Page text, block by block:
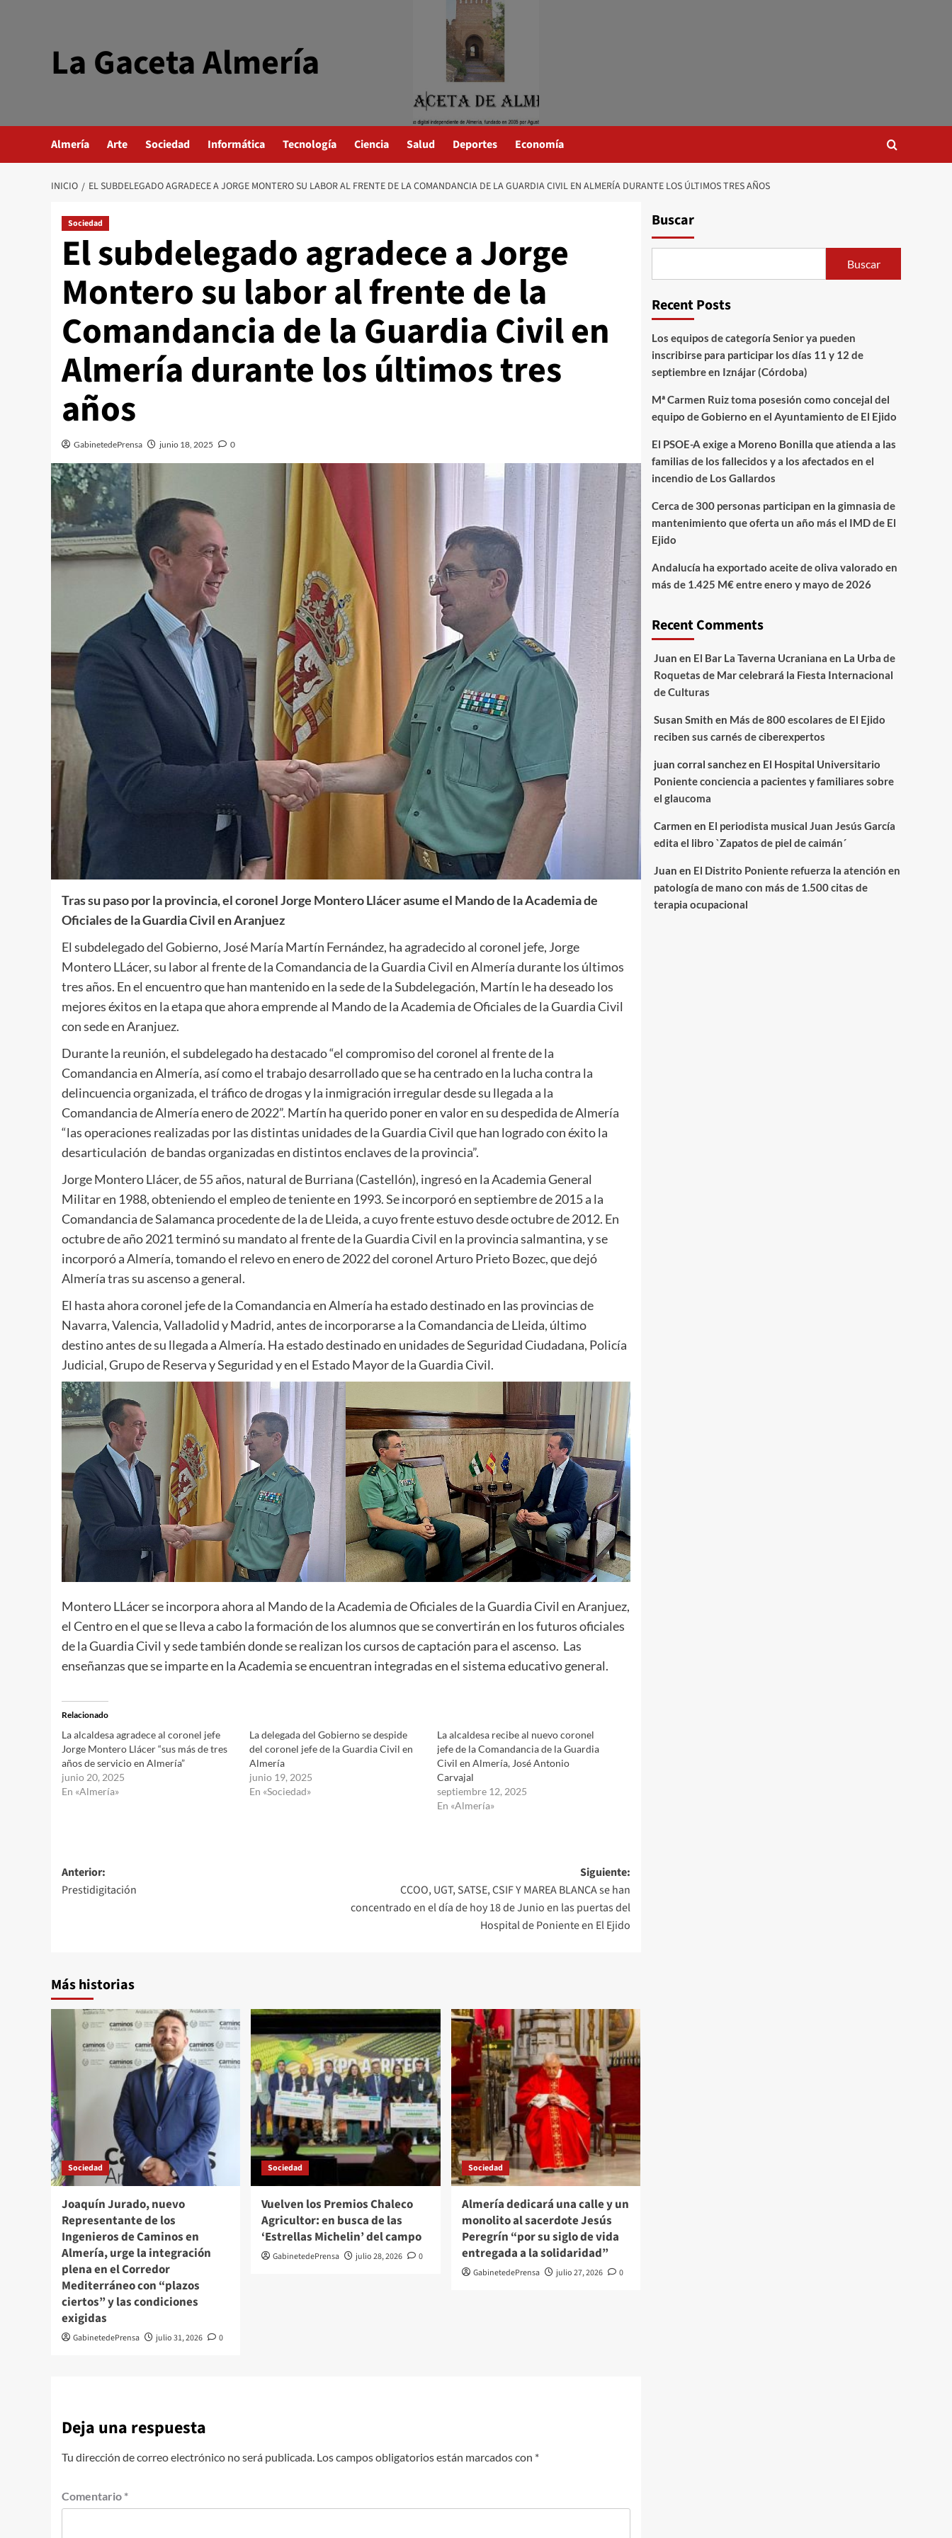
La Gaceta Almería
Almería Arte Sociedad Informática Tecnología Ciencia Salud Deportes Economía
INICIO EL SUBDELEGADO AGRADECE A JORGE MONTERO SU LABOR AL FRENTE DE LA COMANDANCIA DE LA GUARDIA CIVIL EN ALMERÍA DURANTE LOS ÚLTIMOS TRES AÑOS
Sociedad
El subdelegado agradece a Jorge
Montero su labor al frente de la
Comandancia de la Guardia Civil en
Almería durante los últimos tres
años
GabinetedePrensa junio 18, 2025 0
Tras su paso por la provincia, el coronel Jorge Montero Llácer asume el Mando de la Academia de
Oficiales de la Guardia Civil en Aranjuez
El subdelegado del Gobierno, José María Martín Fernández, ha agradecido al coronel jefe, Jorge
Montero LLácer, su labor al frente de la Comandancia de la Guardia Civil en Almería durante los últimos
tres años. En el encuentro que han mantenido en la sede de la Subdelegación, Martín le ha deseado los
mejores éxitos en la etapa que ahora emprende al Mando de la Academia de Oficiales de la Guardia Civil
con sede en Aranjuez.
Durante la reunión, el subdelegado ha destacado “el compromiso del coronel al frente de la
Comandancia en Almería, así como el trabajo desarrollado que se ha centrado en la lucha contra la
delincuencia organizada, el tráfico de drogas y la inmigración irregular desde su llegada a la
Comandancia de Almería enero de 2022”. Martín ha querido poner en valor en su despedida de Almería
“las operaciones realizadas por las distintas unidades de la Guardia Civil que han logrado con éxito la
desarticulación de bandas organizadas en distintos enclaves de la provincia”.
Jorge Montero Llácer, de 55 años, natural de Burriana (Castellón), ingresó en la Academia General
Militar en 1988, obteniendo el empleo de teniente en 1993. Se incorporó en septiembre de 2015 a la
Comandancia de Salamanca procedente de la de Lleida, a cuyo frente estuvo desde octubre de 2012. En
octubre de año 2021 terminó su mandato al frente de la Guardia Civil en la provincia salmantina, y se
incorporó a Almería, tomando el relevo en enero de 2022 del coronel Arturo Prieto Bozec, que dejó
Almería tras su ascenso a general.
El hasta ahora coronel jefe de la Comandancia en Almería ha estado destinado en las provincias de
Navarra, Valencia, Valladolid y Madrid, antes de incorporarse a la Comandancia de Lleida, último
destino antes de su llegada a Almería. Ha estado destinado en unidades de Seguridad Ciudadana, Policía
Judicial, Grupo de Reserva y Seguridad y en el Estado Mayor de la Guardia Civil.
Montero LLácer se incorpora ahora al Mando de la Academia de Oficiales de la Guardia Civil en Aranjuez,
el Centro en el que se lleva a cabo la formación de los alumnos que se convertirán en los futuros oficiales
de la Guardia Civil y sede también donde se realizan los cursos de captación para el ascenso. Las
enseñanzas que se imparte en la Academia se encuentran integradas en el sistema educativo general.
Relacionado
La alcaldesa agradece al coronel jefe
Jorge Montero Llácer “sus más de tres
años de servicio en Almería”
junio 20, 2025
En «Almería»
La delegada del Gobierno se despide
del coronel jefe de la Guardia Civil en
Almería
junio 19, 2025
En «Sociedad»
La alcaldesa recibe al nuevo coronel
jefe de la Comandancia de la Guardia
Civil en Almería, José Antonio
Carvajal
septiembre 12, 2025
En «Almería»
Navegación
de
Anterior:
Prestidigitación
Siguiente:
CCOO, UGT, SATSE, CSIF Y MAREA BLANCA se han
concentrado en el día de hoy 18 de Junio en las puertas del
Hospital de Poniente en El Ejido
Más historias
Sociedad
Joaquín Jurado, nuevo
Representante de los
Ingenieros de Caminos en
Almería, urge la integración
plena en el Corredor
Mediterráneo con “plazos
ciertos” y las condiciones
exigidas
GabinetedePrensa julio 31, 2026 0
Sociedad
Vuelven los Premios Chaleco
Agricultor: en busca de las
‘Estrellas Michelin’ del campo
GabinetedePrensa julio 28, 2026 0
Sociedad
Almería dedicará una calle y un
monolito al sacerdote Jesús
Peregrín “por su siglo de vida
entregada a la solidaridad”
GabinetedePrensa julio 27, 2026 0
Deja una respuesta
Tu dirección de correo electrónico no será publicada. Los campos obligatorios están marcados con *
Comentario *
Buscar
Buscar
Recent Posts
Los equipos de categoría Senior ya pueden
inscribirse para participar los días 11 y 12 de
septiembre en Iznájar (Córdoba)
Mª Carmen Ruiz toma posesión como concejal del
equipo de Gobierno en el Ayuntamiento de El Ejido
El PSOE-A exige a Moreno Bonilla que atienda a las
familias de los fallecidos y a los afectados en el
incendio de Los Gallardos
Cerca de 300 personas participan en la gimnasia de
mantenimiento que oferta un año más el IMD de El
Ejido
Andalucía ha exportado aceite de oliva valorado en
más de 1.425 M€ entre enero y mayo de 2026
Recent Comments
Juan en El Bar La Taverna Ucraniana en La Urba de
Roquetas de Mar celebrará la Fiesta Internacional
de Culturas
Susan Smith en Más de 800 escolares de El Ejido
reciben sus carnés de ciberexpertos
juan corral sanchezen El Hospital Universitario
Poniente conciencia a pacientes y familiares sobre
el glaucoma
Carmen en El periodista musical Juan Jesús García
edita el libro `Zapatos de piel de caimán´
Juan en El Distrito Poniente refuerza la atención en
patología de mano con más de 1.500 citas de
terapia ocupacional